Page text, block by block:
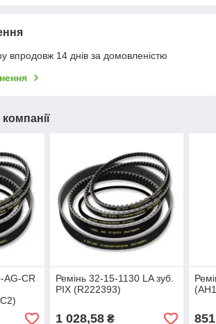
впродовж 14 днів за домовленістю
AG-CR
Ремінь 32-15-1130 LA зуб.
PIX (R222393)
1 028,58₴